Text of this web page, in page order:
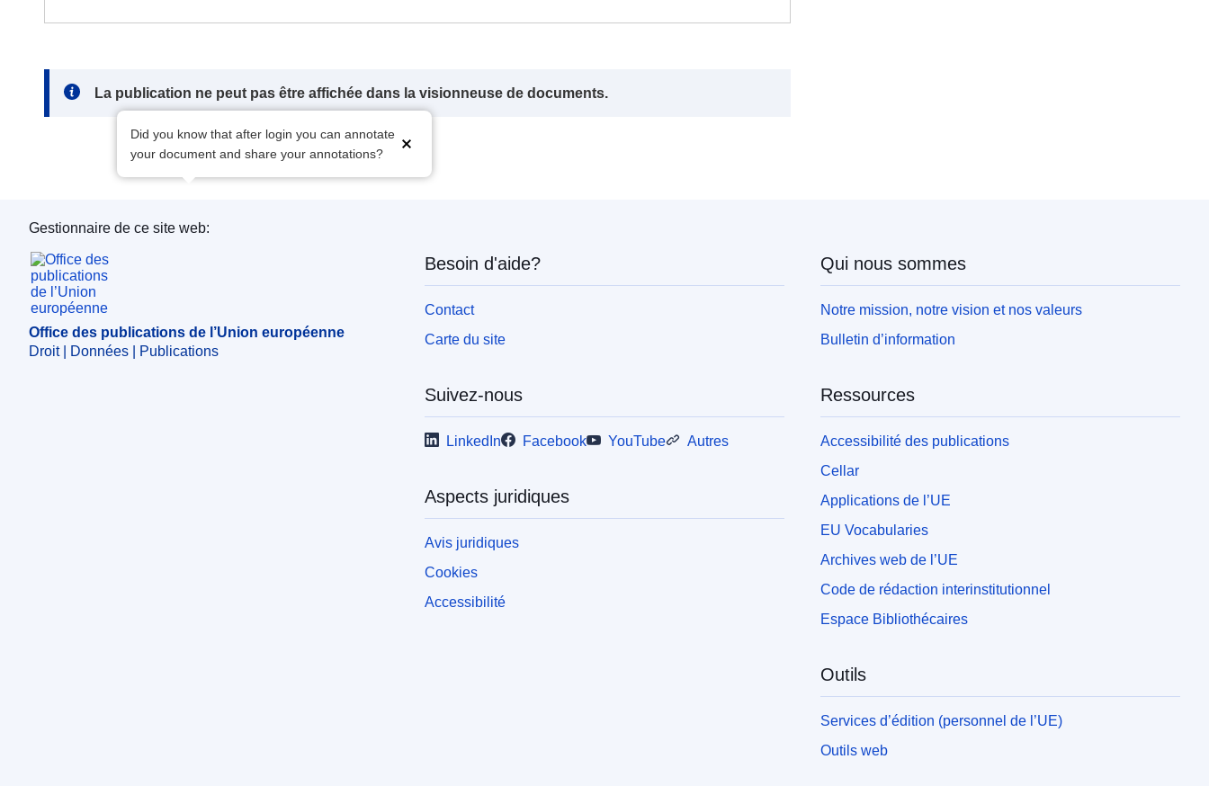
Note:
La publication ne peut pas être affichée dans la visionneuse de documents.
Did you know that after login you can annotate
your document and share your annotations?
Office des publications de l’Union européenne
Gestionnaire de ce site web:
Office des publications de l’Union européenne
Droit | Données | Publications
Besoin d'aide?
Contact
Carte du site
Suivez-nous
LinkedIn Facebook YouTube Autres
Aspects juridiques
Avis juridiques
Cookies
Accessibilité
Qui nous sommes
Notre mission, notre vision et nos valeurs
Bulletin d’information
Ressources
Accessibilité des publications
Cellar
Applications de l’UE
EU Vocabularies
Archives web de l’UE
Code de rédaction interinstitutionnel
Espace Bibliothécaires
Outils
Services d’édition (personnel de l’UE)
Outils web